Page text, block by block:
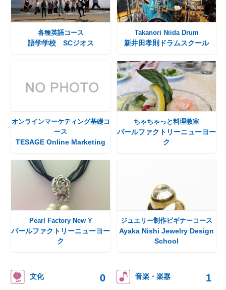
各種英語コース
語学学校 SCジオス
Takanori Niida Drum
新井田孝則ドラムスクール
オンラインマーケティング基礎コ
ース
TESAGE Online Marketing
ちゃちゃっと料理教室
パールファクトリーニューヨー
ク
Pearl Factory New Y
パールファクトリーニューヨー
ク
ジュエリー制作ビギナーコース
Ayaka Nishi Jewelry Design
School
文化 0 音楽・楽器 1